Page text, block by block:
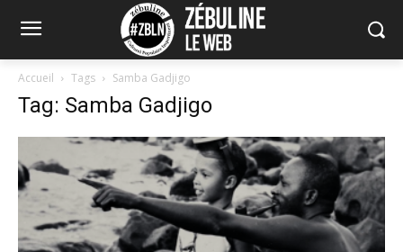
Accueil Tags Samba Gadjigo
Tag: Samba Gadjigo